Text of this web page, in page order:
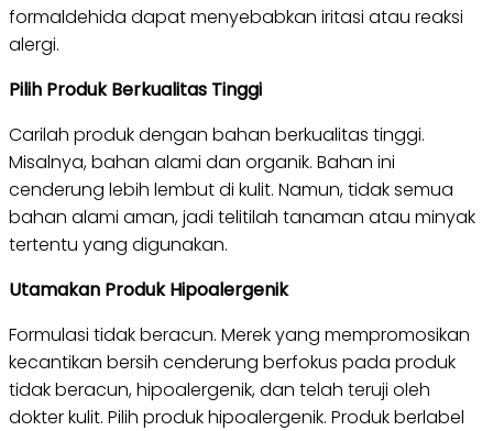
formaldehida dapat menyebabkan iritasi atau reaksi
alergi.
Pilih Produk Berkualitas Tinggi
Carilah produk dengan bahan berkualitas tinggi.
Misalnya, bahan alami dan organik. Bahan ini
cenderung lebih lembut di kulit. Namun, tidak semua
bahan alami aman, jadi telitilah tanaman atau minyak
tertentu yang digunakan.
Utamakan Produk Hipoalergenik
Formulasi tidak beracun. Merek yang mempromosikan
kecantikan bersih cenderung berfokus pada produk
tidak beracun, hipoalergenik, dan telah teruji oleh
dokter kulit. Pilih produk hipoalergenik. Produk berlabel